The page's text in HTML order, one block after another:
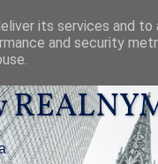
its services and to
and security